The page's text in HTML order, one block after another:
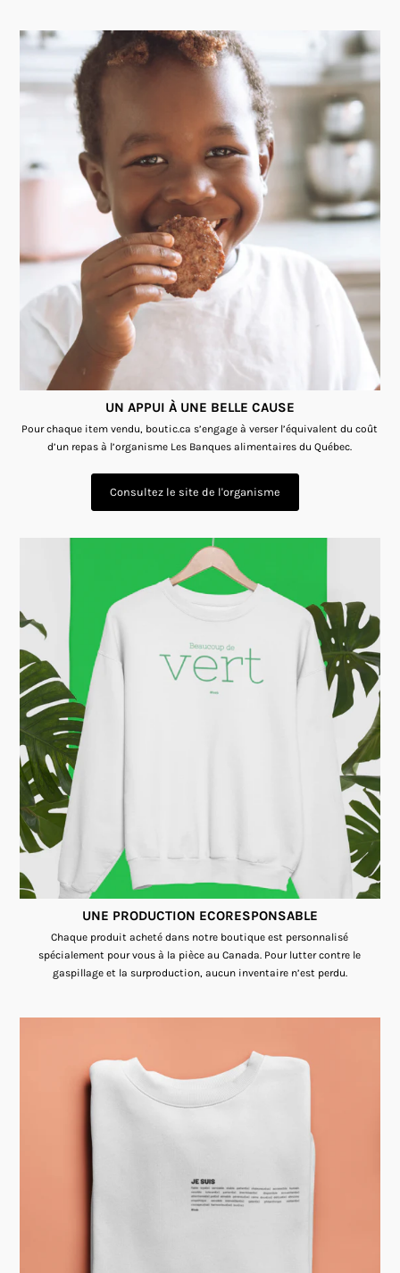
UN APPUI À UNE BELLE CAUSE
Pour chaque item vendu, boutic.ca s’engage à verser l’équivalent du coût
d’un repas à l’organisme Les Banques alimentaires du Québec.
Consultez le site de l'organisme
UNE PRODUCTION ECORESPONSABLE
Chaque produit acheté dans notre boutique est personnalisé
spécialement pour vous à la pièce au Canada. Pour lutter contre le
gaspillage et la surproduction, aucun inventaire n’est perdu.